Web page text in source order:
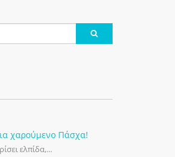
χαρούμενο Πάσχα!
ελπίδα,...